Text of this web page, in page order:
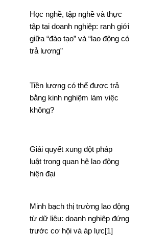
Học nghề, tập nghề và thực
tập tại doanh nghiệp: ranh giới
giữa “đào tạo” và “lao động có
trả lương”
Tiền lương có thể được trả
bằng kinh nghiệm làm việc
không?
Giải quyết xung đột pháp
luật trong quan hệ lao động
hiện đại
Minh bạch thị trường lao động
từ dữ liệu: doanh nghiệp đứng
trước cơ hội và áp lực[1]